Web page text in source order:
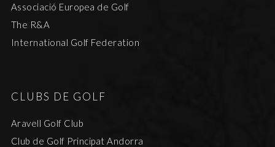
Associació Europea de Golf
The R&A
International Golf Federation
CLUBS DE GOLF
Aravell Golf Club
Club de Golf Principat Andorra